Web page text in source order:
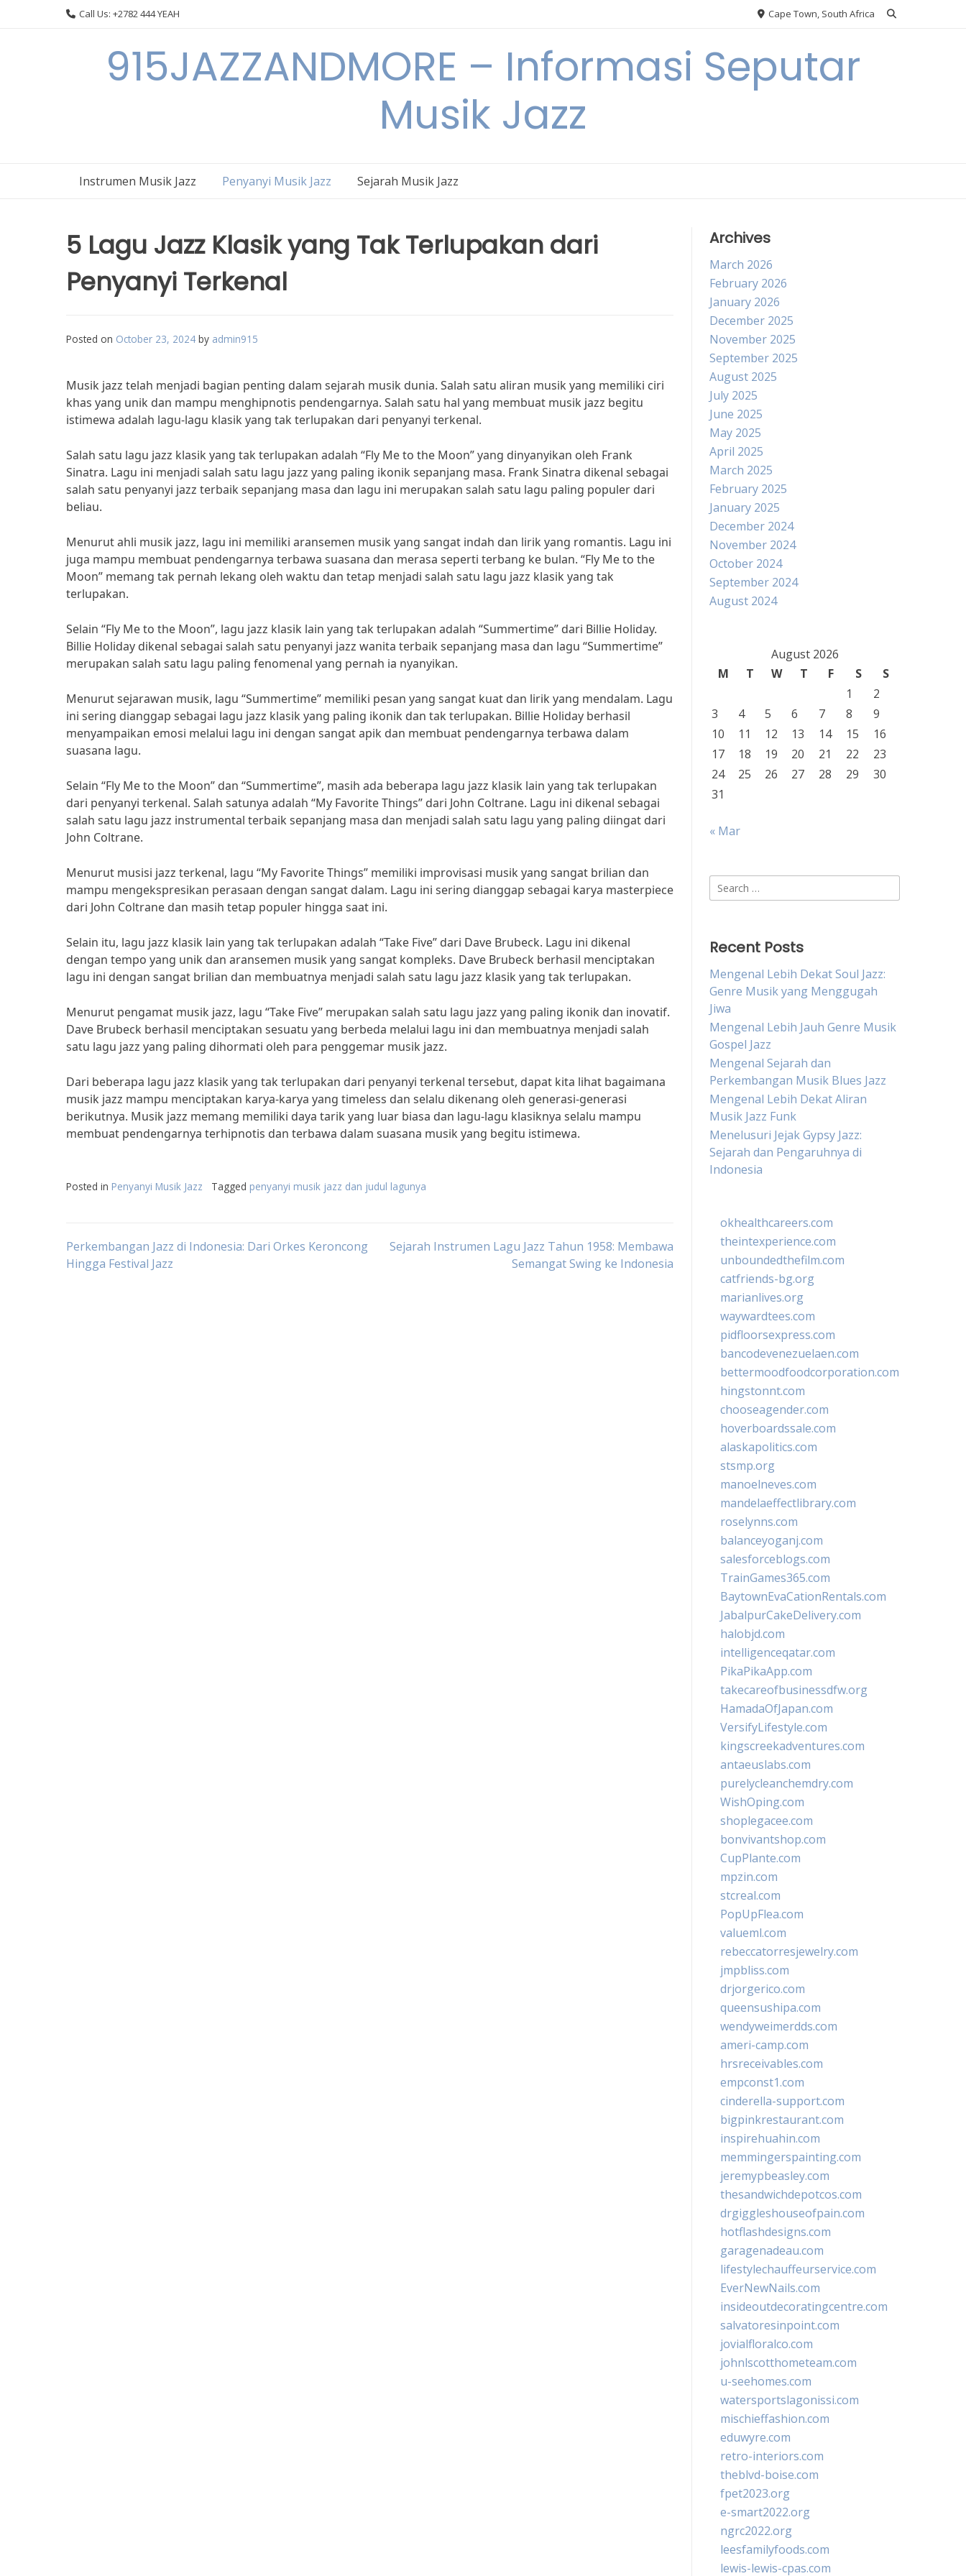
Call Us: +2782 444 YEAH Cape Town, South Africa
915JAZZANDMORE – Informasi Seputar
Musik Jazz
Instrumen Musik Jazz Penyanyi Musik Jazz Sejarah Musik Jazz
5 Lagu Jazz Klasik yang Tak Terlupakan dari
Penyanyi Terkenal
Posted on October 23, 2024 by admin915
Musik jazz telah menjadi bagian penting dalam sejarah musik dunia. Salah satu aliran musik yang memiliki ciri
khas yang unik dan mampu menghipnotis pendengarnya. Salah satu hal yang membuat musik jazz begitu
istimewa adalah lagu-lagu klasik yang tak terlupakan dari penyanyi terkenal.
Salah satu lagu jazz klasik yang tak terlupakan adalah “Fly Me to the Moon” yang dinyanyikan oleh Frank
Sinatra. Lagu ini menjadi salah satu lagu jazz yang paling ikonik sepanjang masa. Frank Sinatra dikenal sebagai
salah satu penyanyi jazz terbaik sepanjang masa dan lagu ini merupakan salah satu lagu paling populer dari
beliau.
Menurut ahli musik jazz, lagu ini memiliki aransemen musik yang sangat indah dan lirik yang romantis. Lagu ini
juga mampu membuat pendengarnya terbawa suasana dan merasa seperti terbang ke bulan. “Fly Me to the
Moon” memang tak pernah lekang oleh waktu dan tetap menjadi salah satu lagu jazz klasik yang tak
terlupakan.
Selain “Fly Me to the Moon”, lagu jazz klasik lain yang tak terlupakan adalah “Summertime” dari Billie Holiday.
Billie Holiday dikenal sebagai salah satu penyanyi jazz wanita terbaik sepanjang masa dan lagu “Summertime”
merupakan salah satu lagu paling fenomenal yang pernah ia nyanyikan.
Menurut sejarawan musik, lagu “Summertime” memiliki pesan yang sangat kuat dan lirik yang mendalam. Lagu
ini sering dianggap sebagai lagu jazz klasik yang paling ikonik dan tak terlupakan. Billie Holiday berhasil
menyampaikan emosi melalui lagu ini dengan sangat apik dan membuat pendengarnya terbawa dalam
suasana lagu.
Selain “Fly Me to the Moon” dan “Summertime”, masih ada beberapa lagu jazz klasik lain yang tak terlupakan
dari penyanyi terkenal. Salah satunya adalah “My Favorite Things” dari John Coltrane. Lagu ini dikenal sebagai
salah satu lagu jazz instrumental terbaik sepanjang masa dan menjadi salah satu lagu yang paling diingat dari
John Coltrane.
Menurut musisi jazz terkenal, lagu “My Favorite Things” memiliki improvisasi musik yang sangat brilian dan
mampu mengekspresikan perasaan dengan sangat dalam. Lagu ini sering dianggap sebagai karya masterpiece
dari John Coltrane dan masih tetap populer hingga saat ini.
Selain itu, lagu jazz klasik lain yang tak terlupakan adalah “Take Five” dari Dave Brubeck. Lagu ini dikenal
dengan tempo yang unik dan aransemen musik yang sangat kompleks. Dave Brubeck berhasil menciptakan
lagu ini dengan sangat brilian dan membuatnya menjadi salah satu lagu jazz klasik yang tak terlupakan.
Menurut pengamat musik jazz, lagu “Take Five” merupakan salah satu lagu jazz yang paling ikonik dan inovatif.
Dave Brubeck berhasil menciptakan sesuatu yang berbeda melalui lagu ini dan membuatnya menjadi salah
satu lagu jazz yang paling dihormati oleh para penggemar musik jazz.
Dari beberapa lagu jazz klasik yang tak terlupakan dari penyanyi terkenal tersebut, dapat kita lihat bagaimana
musik jazz mampu menciptakan karya-karya yang timeless dan selalu dikenang oleh generasi-generasi
berikutnya. Musik jazz memang memiliki daya tarik yang luar biasa dan lagu-lagu klasiknya selalu mampu
membuat pendengarnya terhipnotis dan terbawa dalam suasana musik yang begitu istimewa.
Posted in Penyanyi Musik Jazz Tagged penyanyi musik jazz dan judul lagunya
Post
Perkembangan Jazz di Indonesia: Dari Orkes Keroncong
Hingga Festival Jazz
Sejarah Instrumen Lagu Jazz Tahun 1958: Membawa
Semangat Swing ke Indonesia
Archives
March 2026
February 2026
January 2026
December 2025
November 2025
September 2025
August 2025
July 2025
June 2025
May 2025
April 2025
March 2025
February 2025
January 2025
December 2024
November 2024
October 2024
September 2024
August 2024
August 2026
M
T W T F S
S
1
2
3
4 5 6 7 8
9
10
11 12 13 14 15
16
17
18 19 20 21 22
23
24
25 26 27 28 29
30
31
« Mar
Search
for:
Recent Posts
Mengenal Lebih Dekat Soul Jazz:
Genre Musik yang Menggugah
Jiwa
Mengenal Lebih Jauh Genre Musik
Gospel Jazz
Mengenal Sejarah dan
Perkembangan Musik Blues Jazz
Mengenal Lebih Dekat Aliran
Musik Jazz Funk
Menelusuri Jejak Gypsy Jazz:
Sejarah dan Pengaruhnya di
Indonesia
okhealthcareers.com
theintexperience.com
unboundedthefilm.com
catfriends-bg.org
marianlives.org
waywardtees.com
pidfloorsexpress.com
bancodevenezuelaen.com
bettermoodfoodcorporation.com
hingstonnt.com
chooseagender.com
hoverboardssale.com
alaskapolitics.com
stsmp.org
manoelneves.com
mandelaeffectlibrary.com
roselynns.com
balanceyoganj.com
salesforceblogs.com
TrainGames365.com
BaytownEvaCationRentals.com
JabalpurCakeDelivery.com
halobjd.com
intelligenceqatar.com
PikaPikaApp.com
takecareofbusinessdfw.org
HamadaOfJapan.com
VersifyLifestyle.com
kingscreekadventures.com
antaeuslabs.com
purelycleanchemdry.com
WishOping.com
shoplegacee.com
bonvivantshop.com
CupPlante.com
mpzin.com
stcreal.com
PopUpFlea.com
valueml.com
rebeccatorresjewelry.com
jmpbliss.com
drjorgerico.com
queensushipa.com
wendyweimerdds.com
ameri-camp.com
hrsreceivables.com
empconst1.com
cinderella-support.com
bigpinkrestaurant.com
inspirehuahin.com
memmingerspainting.com
jeremypbeasley.com
thesandwichdepotcos.com
drgiggleshouseofpain.com
hotflashdesigns.com
garagenadeau.com
lifestylechauffeurservice.com
EverNewNails.com
insideoutdecoratingcentre.com
salvatoresinpoint.com
jovialfloralco.com
johnlscotthometeam.com
u-seehomes.com
watersportslagonissi.com
mischieffashion.com
eduwyre.com
retro-interiors.com
theblvd-boise.com
fpet2023.org
e-smart2022.org
ngrc2022.org
leesfamilyfoods.com
lewis-lewis-cpas.com